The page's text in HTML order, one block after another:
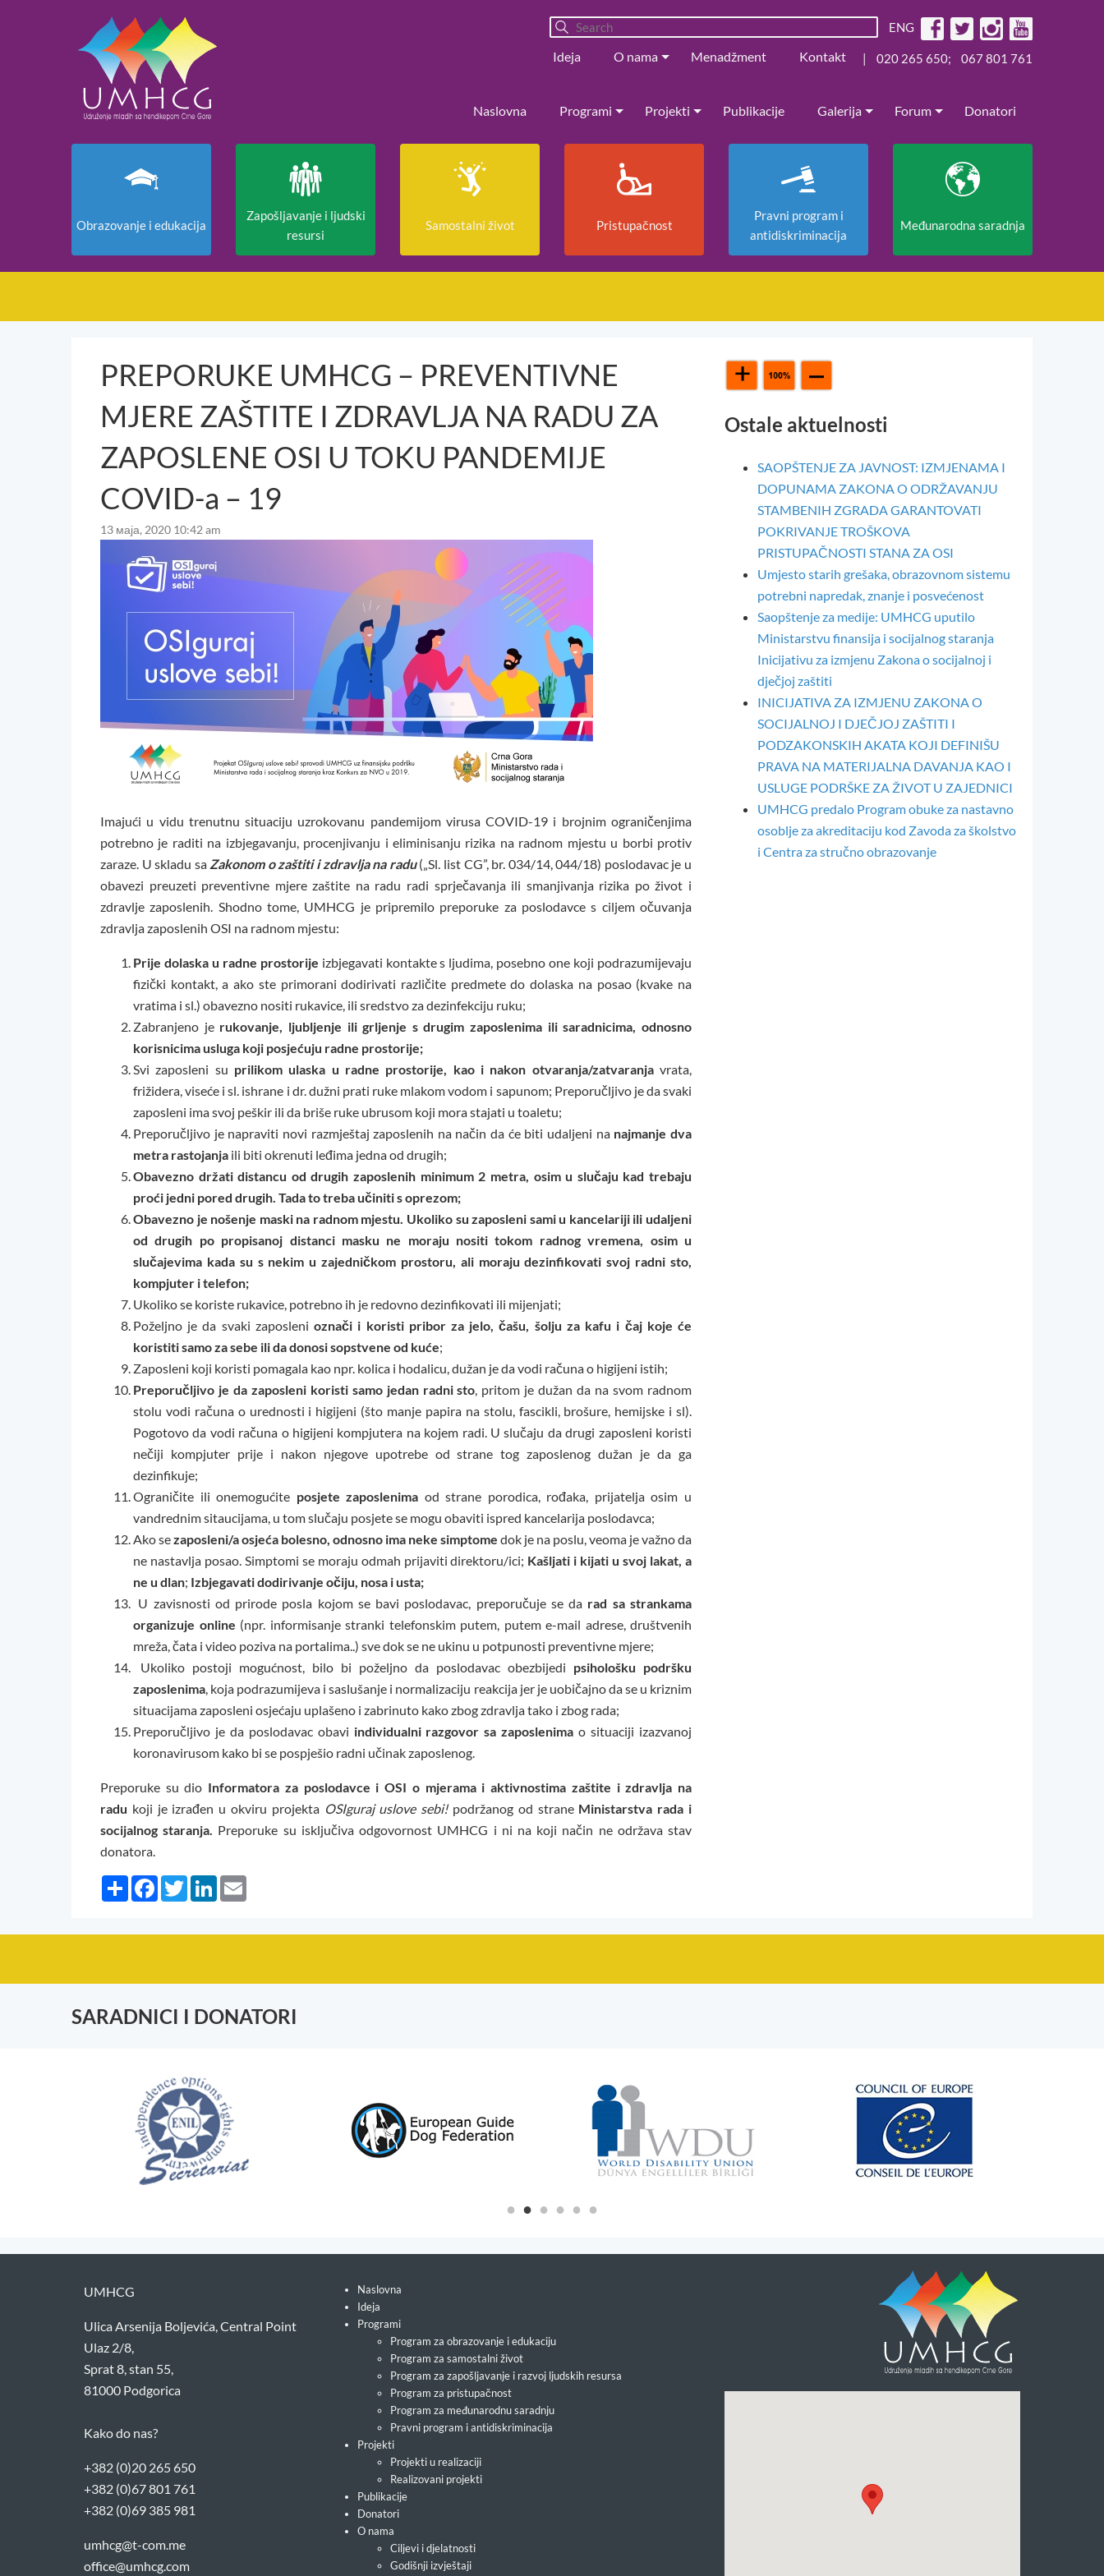
ENG
Ideja O nama Menadžment Kontakt | 020 265 650; 067 801 761
Naslovna Programi Projekti Publikacije Galerija Forum Donatori
Obrazovanje i edukacija
Zapošljavanje i ljudski
resursi
Samostalni život Pristupačnost
Pravni program i
antidiskriminacija
Međunarodna saradnja
PREPORUKE UMHCG – PREVENTIVNE
MJERE ZAŠTITE I ZDRAVLJA NA RADU ZA
ZAPOSLENE OSI U TOKU PANDEMIJE
COVID-a – 19
13 маја, 2020 10:42 am
Imajući u vidu trenutnu situaciju uzrokovanu pandemijom virusa COVID-19 i brojnim ograničenjima
potrebno je raditi na izbjegavanju, procenjivanju i eliminisanju rizika na radnom mjestu u borbi protiv
zaraze. U skladu sa Zakonom o zaštiti i zdravlja na radu(„Sl. list CG”, br. 034/14, 044/18) poslodavac je u
obavezi preuzeti preventivne mjere zaštite na radu radi sprječavanja ili smanjivanja rizika po život i
zdravlje zaposlenih. Shodno tome, UMHCG je pripremilo preporuke za poslodavce s ciljem očuvanja
zdravlja zaposlenih OSI na radnom mjestu:
Prije dolaska u radne prostorije izbjegavati kontakte s ljudima, posebno one koji podrazumijevaju
fizički kontakt, a ako ste primorani dodirivati različite predmete do dolaska na posao (kvake na
vratima i sl.) obavezno nositi rukavice, ili sredstvo za dezinfekciju ruku;
Zabranjeno je rukovanje, ljubljenje ili grljenje s drugim zaposlenima ili saradnicima, odnosno
korisnicima usluga koji posjećuju radne prostorije;
Svi zaposleni su prilikom ulaska u radne prostorije, kao i nakon otvaranja/zatvaranjavrata,
frižidera, viseće i sl. ishrane i dr. dužni prati ruke mlakom vodom i sapunom; Preporučljivo je da svaki
zaposleni ima svoj peškir ili da briše ruke ubrusom koji mora stajati u toaletu;
Preporučljivo je napraviti novi razmještaj zaposlenih na način da će biti udaljeni na najmanje dva
metra rastojanja ili biti okrenuti leđima jedna od drugih;
Obavezno držati distancu od drugih zaposlenih minimum 2 metra, osim u slučaju kad trebaju
proći jedni pored drugih. Tada to treba učiniti s oprezom;
Obavezno je nošenje maski na radnom mjestu. Ukoliko su zaposleni sami u kancelariji ili udaljeni
od drugih po propisanoj distanci masku ne moraju nositi tokom radnog vremena, osim u
slučajevima kada su s nekim u zajedničkom prostoru, ali moraju dezinfikovati svoj radni sto,
kompjuter i telefon;
Ukoliko se koriste rukavice, potrebno ih je redovno dezinfikovati ili mijenjati;
Poželjno je da svaki zaposlenioznači i koristi pribor za jelo, čašu, šolju za kafu i čaj koje će
koristiti samo za sebe ili da donosi sopstvene od kuće;
Zaposleni koji koristi pomagala kao npr. kolica i hodalicu, dužan je da vodi računa o higijeni istih;
Preporučljivo je da zaposleni koristi samo jedan radni sto, pritom je dužan da na svom radnom
stolu vodi računa o urednosti i higijeni (što manje papira na stolu, fascikli, brošure, hemijske i sl).
Pogotovo da vodi računa o higijeni kompjutera na kojem radi. U slučaju da drugi zaposleni koristi
nečiji kompjuter prije i nakon njegove upotrebe od strane tog zaposlenog dužan je da ga
dezinfikuje;
Ograničite ili onemogućite posjete zaposlenima od strane porodica, rođaka, prijatelja osim u
vandrednim sitaucijama, u tom slučaju posjete se mogu obaviti ispred kancelarija poslodavca;
Ako sezaposleni/a osjeća bolesno, odnosno ima neke simptome dok je na poslu, veoma je važno da
ne nastavlja posao. Simptomi se moraju odmah prijaviti direktoru/ici; Kašljati i kijati u svoj lakat, a
ne u dlan; Izbjegavati dodirivanje očiju, nosa i usta;
U zavisnosti od prirode posla kojom se bavi poslodavac, preporučuje se da rad sa strankama
organizuje online (npr. informisanje stranki telefonskim putem, putem e-mail adrese, društvenih
mreža, čata i video poziva na portalima..) sve dok se ne ukinu u potpunosti preventivne mjere;
Ukoliko postoji mogućnost, bilo bi poželjno da poslodavac obezbijedi psihološku podršku
zaposlenima, koja podrazumijeva i saslušanje i normalizaciju reakcija jer je uobičajno da se u kriznim
situacijama zaposleni osjećaju uplašeno i zabrinuto kako zbog zdravlja tako i zbog rada;
Preporučljivo je da poslodavac obavi individualni razgovor sa zaposlenima o situaciji izazvanoj
koronavirusom kako bi se pospješio radni učinak zaposlenog.
Preporuke su dio Informatora za poslodavce i OSI o mjerama i aktivnostima zaštite i zdravlja na
radu koji je izrađen u okviru projekta OSIguraj uslove sebi!podržanog od strane Ministarstva rada i
socijalnog staranja. Preporuke su isključiva odgovornost UMHCG i ni na koji način ne održava stav
donatora.
Share FacebookTwitterLinkedIn
Ostale aktuelnosti
SAOPŠTENJE ZA JAVNOST: IZMJENAMA I
DOPUNAMA ZAKONA O ODRŽAVANJU
STAMBENIH ZGRADA GARANTOVATI
POKRIVANJE TROŠKOVA
PRISTUPAČNOSTI STANA ZA OSI
Umjesto starih grešaka, obrazovnom sistemu
potrebni napredak, znanje i posvećenost
Saopštenje za medije: UMHCG uputilo
Ministarstvu finansija i socijalnog staranja
Inicijativu za izmjenu Zakona o socijalnoj i
dječjoj zaštiti
INICIJATIVA ZA IZMJENU ZAKONA O
SOCIJALNOJ I DJEČJOJ ZAŠTITI I
PODZAKONSKIH AKATA KOJI DEFINIŠU
PRAVA NA MATERIJALNA DAVANJA KAO I
USLUGE PODRŠKE ZA ŽIVOT U ZAJEDNICI
UMHCG predalo Program obuke za nastavno
osoblje za akreditaciju kod Zavoda za školstvo
i Centra za stručno obrazovanje
SARADNICI I DONATORI
UMHCG
Ulica Arsenija Boljevića, Central Point
Ulaz 2/8,
Sprat 8, stan 55,
81000 Podgorica
Kako do nas?
+382 (0)20 265 650
+382 (0)67 801 761
+382 (0)69 385 981
umhcg@t-com.me
office@umhcg.com
Naslovna
Ideja
Programi
Program za obrazovanje i edukaciju
Program za samostalni život
Program za zapošljavanje i razvoj ljudskih resursa
Program za pristupačnost
Program za međunarodnu saradnju
Pravni program i antidiskriminacija
Projekti
Projekti u realizaciji
Realizovani projekti
Publikacije
Donatori
O nama
Ciljevi i djelatnosti
Godišnji izvještaji